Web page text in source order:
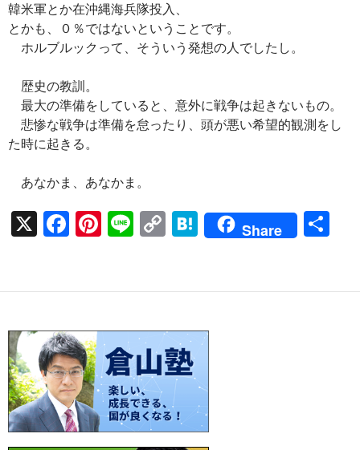
韓米軍とか在沖縄海兵隊投入、
とかも、０％ではないということです。
ホルブルックって、そういう発想の人でしたし。
歴史の教訓。
最大の準備をしていると、意外に戦争は起きないもの。
悲惨な戦争は準備を怠ったり、頭が悪い希望的観測をし
た時に起きる。
あなかま、あなかま。
X
F
b
o
o
k
Pi
es
t
Li
C
y
Li
n
k
H
n
a
Share